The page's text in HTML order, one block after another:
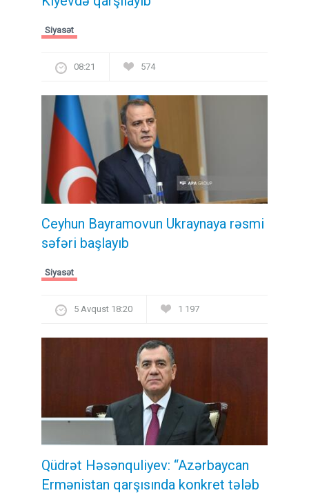
Siyasət
08:21 574
Ceyhun Bayramovun Ukraynaya rəsmi
səfəri başlayıb
Siyasət
5 Avqust 18:20 1 197
Qüdrət Həsənquliyev: “Azərbaycan
Ermənistan qarşısında konkret tələb